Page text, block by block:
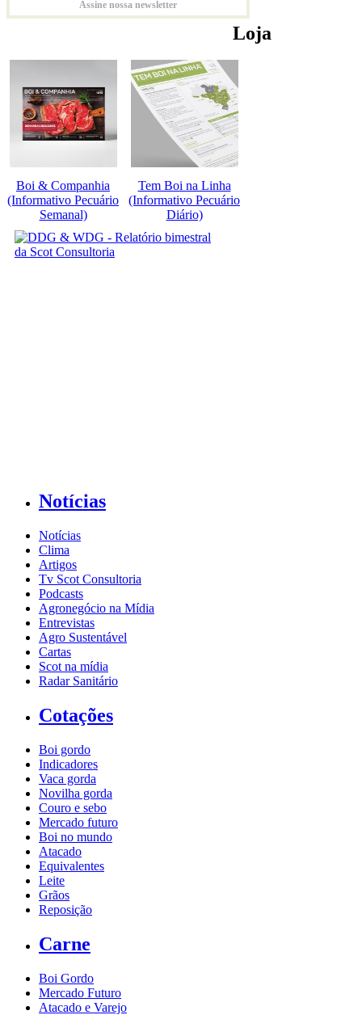
Assine nossa newsletter
Loja
Boi & Companhia
(Informativo Pecuário
Semanal)
Tem Boi na Linha
(Informativo Pecuário
Diário)
Notícias
Notícias
Clima
Artigos
Tv Scot Consultoria
Podcasts
Agronegócio na Mídia
Entrevistas
Agro Sustentável
Cartas
Scot na mídia
Radar Sanitário
Cotações
Boi gordo
Indicadores
Vaca gorda
Novilha gorda
Couro e sebo
Mercado futuro
Boi no mundo
Atacado
Equivalentes
Leite
Grãos
Reposição
Carne
Boi Gordo
Mercado Futuro
Atacado e Varejo